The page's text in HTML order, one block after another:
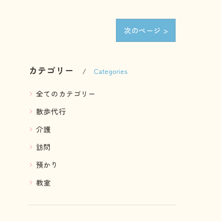
次のページ >
カテゴリー Categories
全てのカテゴリー
散歩代行
介護
訪問
預かり
教室